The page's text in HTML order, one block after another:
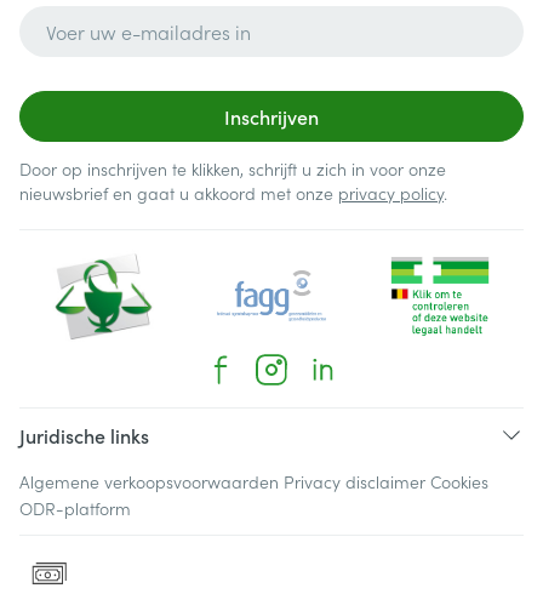
Inschrijven
Door op inschrijven te klikken, schrijft u zich in voor onze
nieuwsbrief en gaat u akkoord met onze privacy policy.
Juridische links
Algemene verkoopsvoorwaarden Privacy disclaimer Cookies
ODR-platform